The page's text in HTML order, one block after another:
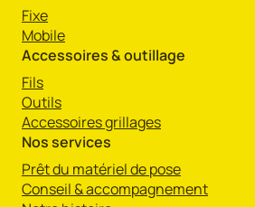
Fixe
Mobile
Accessoires & outillage
Fils
Outils
Accessoires grillages
Nos services
Prêt du matériel de pose
Conseil & accompagnement